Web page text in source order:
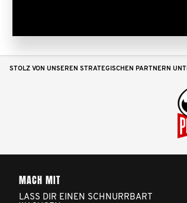
STOLZ VON UNSEREN STRATEGISCHEN PARTNERN
MACH MIT
LASS DIR EINEN SCHNURRBART